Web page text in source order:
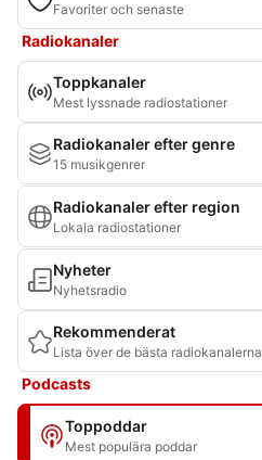
Favoriter och senaste
Radiokanaler
Toppkanaler
Mest lyssnade radiostationer
Radiokanaler efter genre
15 musikgenrer
Radiokanaler efter region
Lokala radiostationer
Nyheter
Nyhetsradio
Rekommenderat
Lista över de bästa radiokanalerna
Podcasts
Toppoddar
Mest populära poddar